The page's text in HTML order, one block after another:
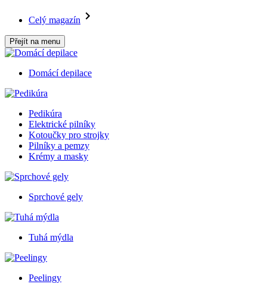
Celý magazín
Přejít na menu
Domácí depilace
Pedikúra
Elektrické pilníky
Kotoučky pro strojky
Pilníky a pemzy
Krémy a masky
Sprchové gely
Tuhá mýdla
Peelingy